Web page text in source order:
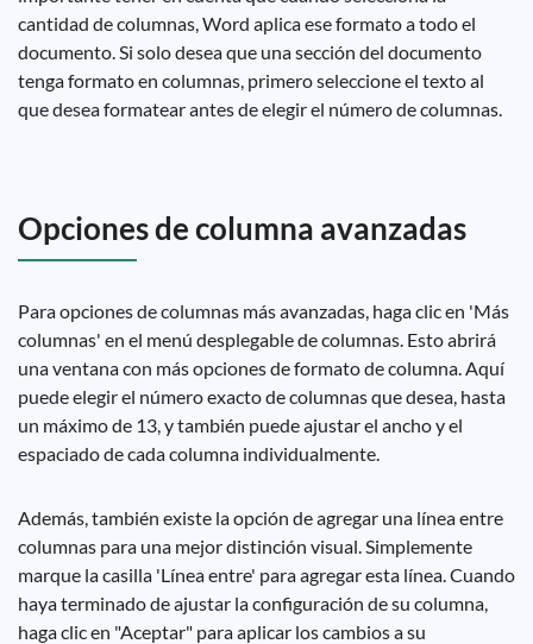
cantidad de columnas, Word aplica ese formato a todo el
documento. Si solo desea que una sección del documento
tenga formato en columnas, primero seleccione el texto al
que desea formatear antes de elegir el número de columnas.
Opciones de columna avanzadas
Para opciones de columnas más avanzadas, haga clic en 'Más
columnas' en el menú desplegable de columnas. Esto abrirá
una ventana con más opciones de formato de columna. Aquí
puede elegir el número exacto de columnas que desea, hasta
un máximo de 13, y también puede ajustar el ancho y el
espaciado de cada columna individualmente.
Además, también existe la opción de agregar una línea entre
columnas para una mejor distinción visual. Simplemente
marque la casilla 'Línea entre' para agregar esta línea. Cuando
haya terminado de ajustar la configuración de su columna,
haga clic en "Aceptar" para aplicar los cambios a su